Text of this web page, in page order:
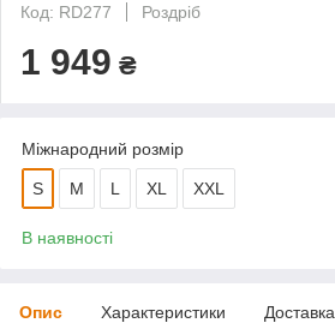
Код: RD277
Роздріб
1 949 ₴
Міжнародний розмір
S M L XL XXL
В наявності
Опис Характеристики Доставка